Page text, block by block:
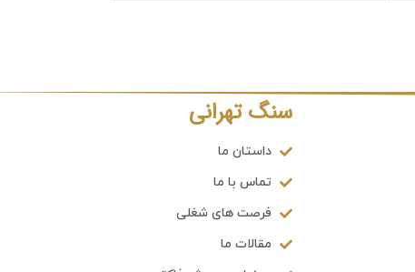
سنگ تهرانی
داستان ما
تماس با ما
فرصت های شغلی
مقالات ما